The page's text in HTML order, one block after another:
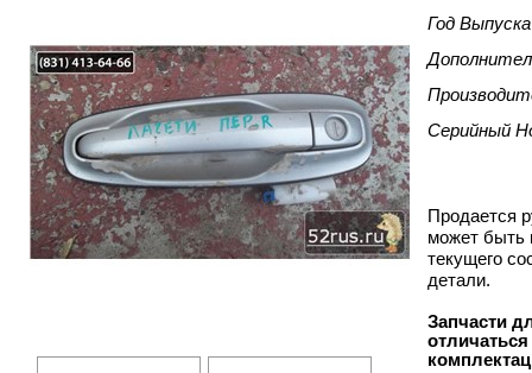
Год Выпуска
Серийный
Продается
может быть
текущего
детали.
Запчасти